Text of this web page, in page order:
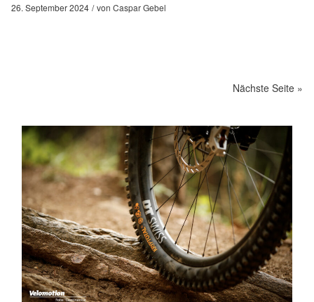
26. September 2024 von Caspar Gebel
Nächste Seite »